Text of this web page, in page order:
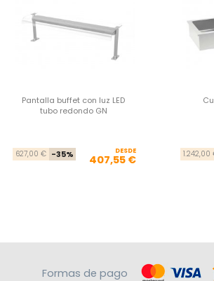
Pantalla buffet con luz LED
tubo redondo GN
Precio base
627,00 € -35% Precio
DESDE
407,55 € 1.242,00
Formas de pago